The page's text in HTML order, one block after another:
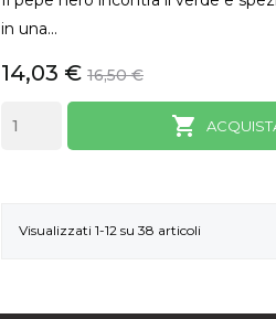
in una...
14,03 € 16,50 €

Visualizzati 1-12 su 38 articoli